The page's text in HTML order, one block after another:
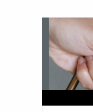
Skip
to
content